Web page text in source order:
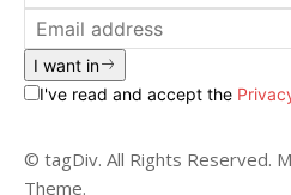
I want in
I've read and accept the
© tagDiv. All Rights Reserved.
Theme.